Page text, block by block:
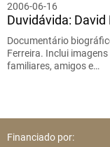
2006-06-16
Duvidávida:
Documentário
Ferreira. Inclui
familiares, amigos e…
Financiado por: